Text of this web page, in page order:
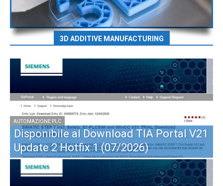
3D ADDITIVE MANUFACTURING
AUTOMAZIONE PLC
Disponibile al Download TIA Portal V21
Update 2 Hotfix 1 (07/2026)